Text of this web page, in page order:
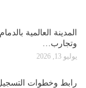
وتجارب…
يوليو 13, 2026
رابط وخطوات